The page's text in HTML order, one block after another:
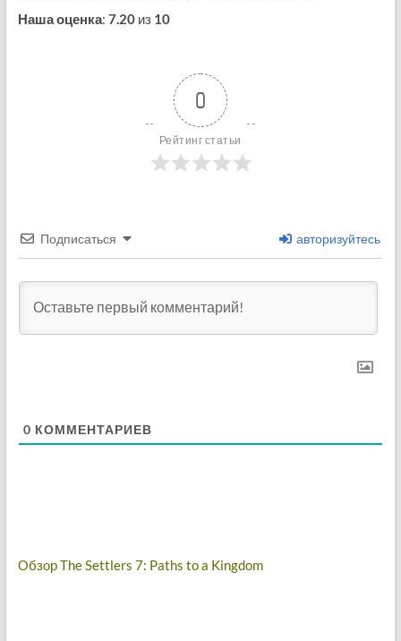
Наша оценка: 7.20из 10
0
Рейтинг статьи
Подписаться авторизуйтесь
0 КОММЕНТАРИЕВ
Навигация
Обзор The Settlers 7: Paths to a Kingdom